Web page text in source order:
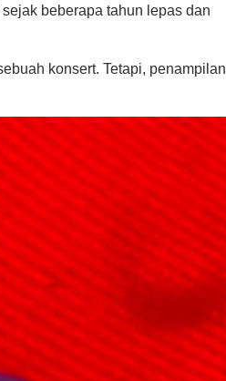
beberapa tahun lepas dan
konsert. Tetapi, penampilan